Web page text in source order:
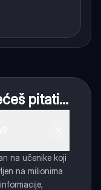
pitati...
na učenike koji
na milionima